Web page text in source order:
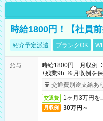
時給1800円！【社員
紹介予定派遣 ブランクOK
給与
時給1800円 月収例
+残業9h ※月収例を保
交通費別途支給あ
交通費 1ヶ月3万円を
月収例 30万円～